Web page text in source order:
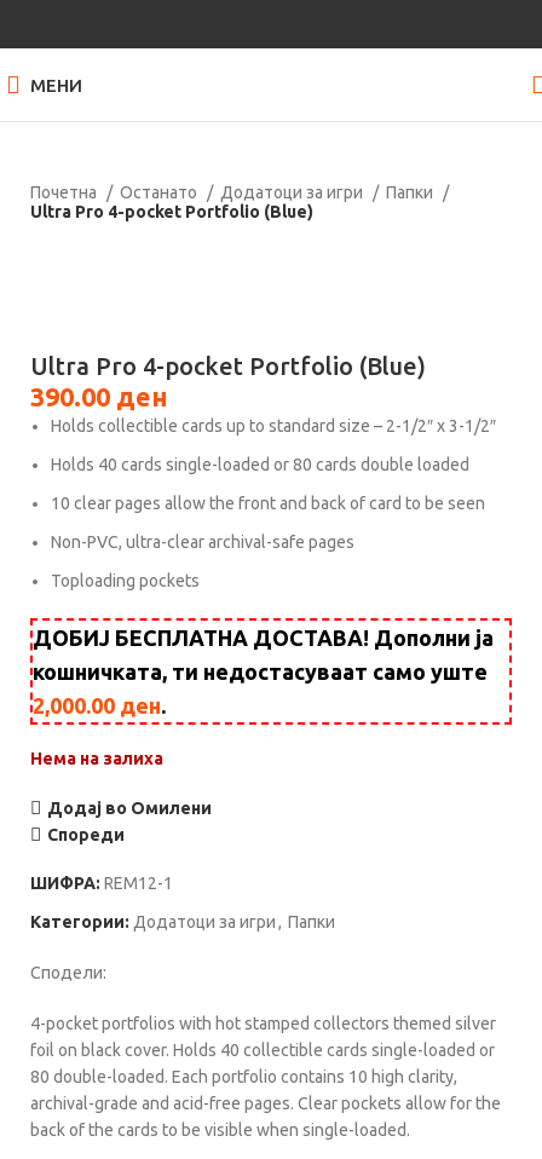
МЕНИ
Почетна Останато Додатоци за игри
Папки
Ultra Pro 4-pocket Portfolio (Blue)
Ultra Pro 4-pocket Portfolio (Blue)
390.00 ден
Holds collectible cards up to standard size – 2-1/2″ x 3-1/2″
Holds 40 cards single-loaded or 80 cards double loaded
10 clear pages allow the front and back of card to be seen
Non-PVC, ultra-clear archival-safe pages
Toploading pockets
ДОБИЈ БЕСПЛАТНА ДОСТАВА! Дополни ја
кошничката, ти недостасуваат само уште
2,000.00 ден.
Нема на залиха
Додај во Омилени
Спореди
ШИФРА: REM12-1
Категории: Додатоци за игри, Папки
Сподели:
4-pocket portfolios with hot stamped collectors themed silver
foil on black cover. Holds 40 collectible cards single-loaded or
80 double-loaded. Each portfolio contains 10 high clarity,
archival-grade and acid-free pages. Clear pockets allow for the
back of the cards to be visible when single-loaded.